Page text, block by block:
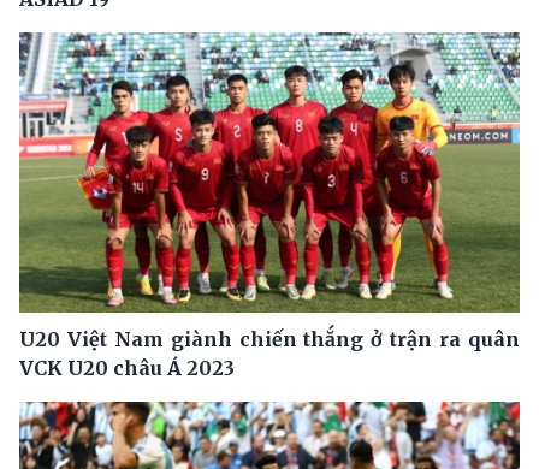
U20 Việt Nam giành chiến thắng ở trận ra quân
VCK U20 châu Á 2023